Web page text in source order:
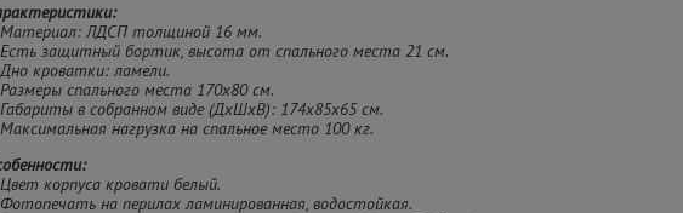
Материал: ЛДСП толщиной 16 мм.
защитный бортик, высота от спального места 21 см.
кроватки: ламели.
спального места 170х80 см.
в собранном виде (ДхШхВ): 174х85х65 см.
нагрузка на спальное место 100 кг.
корпуса кровати белый.
на перилах ламинированная, водостойкая.